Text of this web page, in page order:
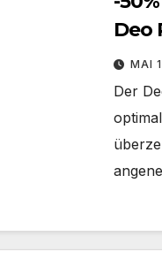
Deo
MAI
Der